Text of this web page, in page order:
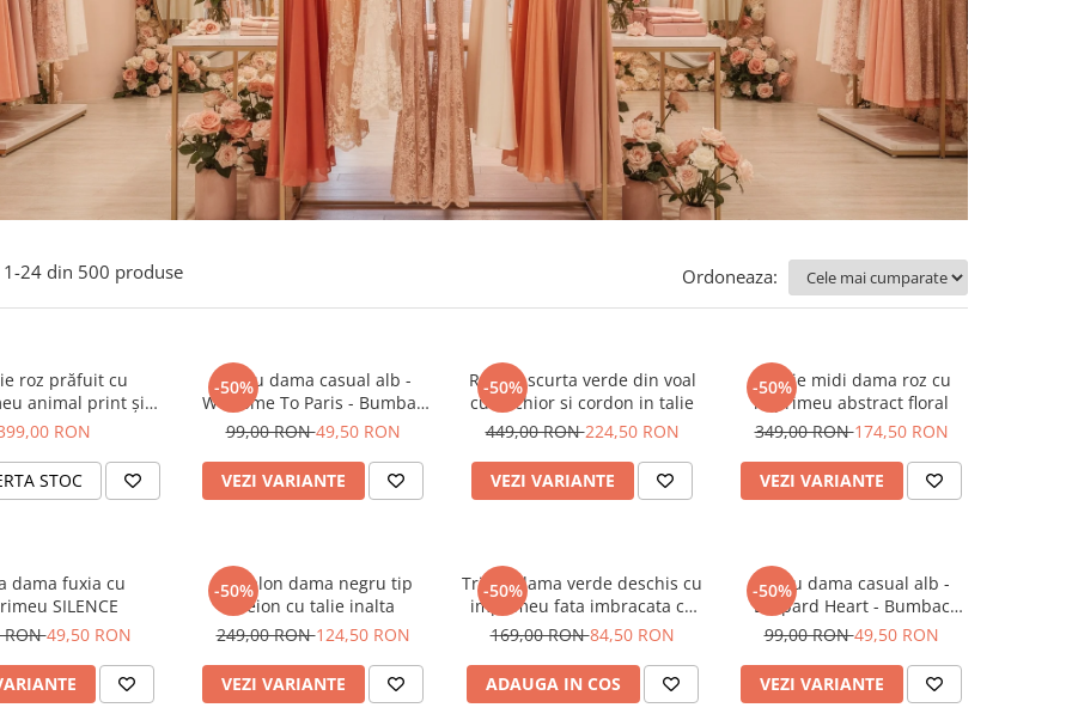
1-24 din 500 produse Ordoneaza:
roz prăfuit cu
animal print și
cureaRON
STOC
-50%
Tricou dama casual alb -
Welcome To Paris - Bumbac
Organic
99,00 RON49,50 RON
VEZI VARIANTE
-50%
Rochie scurta verde din voal
cu anchior si cordon in talie
449,00 RON224,50 RON
VEZI VARIANTE
-50%
Rochie midi dama roz cu
imprimeu abstract floral
349,00 RON174,50 RON
VEZI VARIANTE
dama fuxia cu
SILENCE
RON49,50 RON
-50%
Pantalon dama negru tip
creion cu talie inalta
249,00 RON124,50 RON
VEZI VARIANTE
-50%
Tricou dama verde deschis cu
imprimeu fata imbracata cu
alb si inghetata in mana
169,00 RON84,50 RON
ADAUGA IN COS
-50%
Tricou dama casual alb -
Leopard Heart - Bumbac
Organic
99,00 RON49,50 RON
VEZI VARIANTE